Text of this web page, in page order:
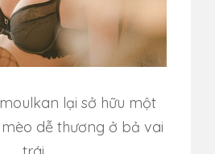
lại sở hữu một
dễ thương ở bả vai